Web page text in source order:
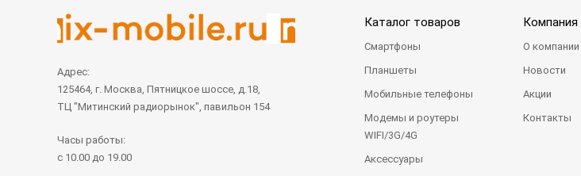
Адрес:
125464, г. Москва, Пятницкое шоссе, д.18,
ТЦ "Митинский радиорынок", павильон 154
Часы работы:
с 10.00 до 19.00
Каталог товаров
Смартфоны
Планшеты
Мобильные телефоны
Модемы и роутеры
WIFI/3G/4G
Аксессуары
Компания
О компании
Новости
Акции
Контакты